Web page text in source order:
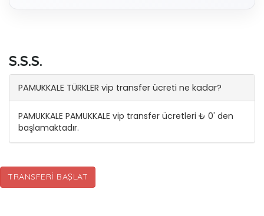
S.S.S.
PAMUKKALE TÜRKLER vip transfer ücreti ne kadar?
PAMUKKALE PAMUKKALE vip transfer ücretleri ₺ 0' den
başlamaktadır.
TRANSFERI BAŞLAT